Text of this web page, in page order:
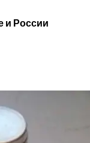
и России